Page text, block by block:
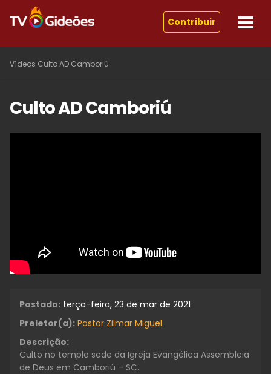
Contribuir
Vídeos Culto AD Camboriú
Culto AD Camboriú
Postado: terça-feira, 23 de mar de 2021
Preletor(a): Pastor Zilmar Miguel
Descrição:
Culto no templo sede da Igreja Evangélica Assembleia
de Deus em Camboriú – SC.